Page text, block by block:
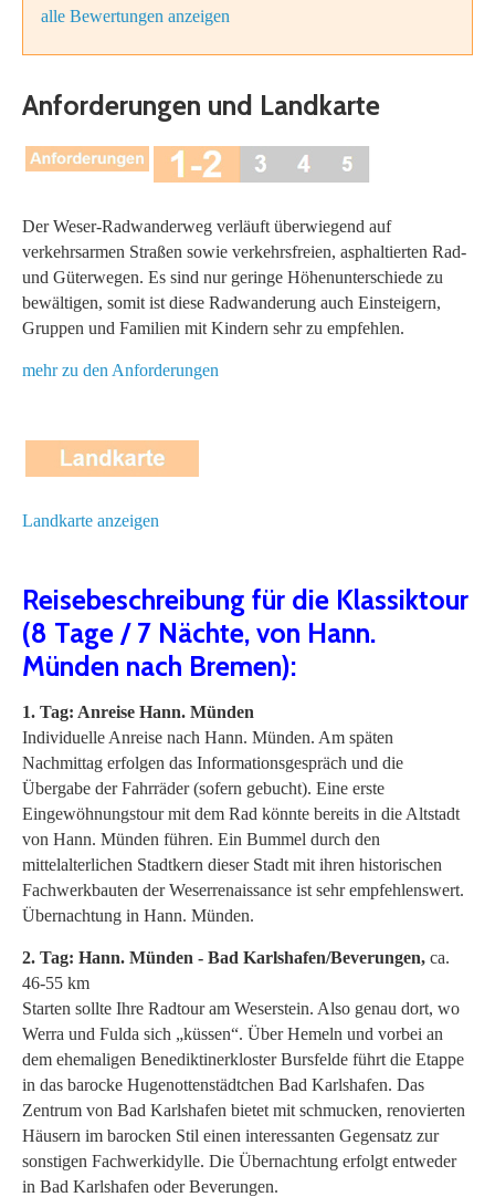
alle Bewertungen anzeigen
Anforderungen und Landkarte
Der Weser-Radwanderweg verläuft überwiegend auf
verkehrsarmen Straßen sowie verkehrsfreien, asphaltierten Rad-
und Güterwegen. Es sind nur geringe Höhenunterschiede zu
bewältigen, somit ist diese Radwanderung auch Einsteigern,
Gruppen und Familien mit Kindern sehr zu empfehlen.
​mehr zu den Anforderungen
Landkarte anzeigen
Reisebeschreibung für die Klassiktour
(8 Tage / 7 Nächte, von Hann.
Münden nach Bremen):
1. Tag: Anreise Hann. Münden
Individuelle Anreise nach Hann. Münden. Am späten
Nachmittag erfolgen das Informationsgespräch und die
Übergabe der Fahrräder (sofern gebucht). Eine erste
Eingewöhnungstour mit dem Rad könnte bereits in die Altstadt
von Hann. Münden führen. Ein Bummel durch den
mittelalterlichen Stadtkern dieser Stadt mit ihren historischen
Fachwerkbauten der Weserrenaissance ist sehr empfehlenswert.
Übernachtung in Hann. Münden.
2. Tag: Hann. Münden - Bad Karlshafen/Beverungen, ca.
46-55 km
Starten sollte Ihre Radtour am Weserstein. Also genau dort, wo
Werra und Fulda sich „küssen“. Über Hemeln und vorbei an
dem ehemaligen Benediktinerkloster Bursfelde führt die Etappe
in das barocke Hugenottenstädtchen Bad Karlshafen. Das
Zentrum von Bad Karlshafen bietet mit schmucken, renovierten
Häusern im barocken Stil einen interessanten Gegensatz zur
sonstigen Fachwerkidylle. Die Übernachtung erfolgt entweder
in Bad Karlshafen oder Beverungen.